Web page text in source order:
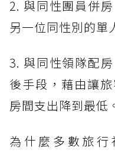
2. 與同性團員併
另一位同性別的單
3. 與同性領隊配
後手段，藉由讓
房間支出降到最低
為什麼多數旅